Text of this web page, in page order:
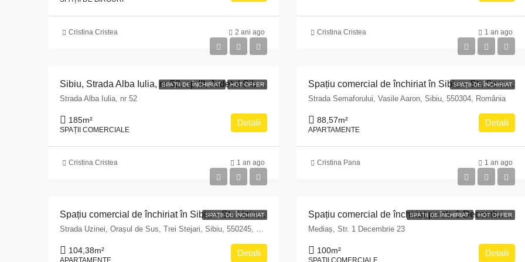
Cristina Cristea 2 ani ago Cristina Cristea 1 an ago
SPAȚII DE ÎNCHIRIAT HOT OFFER
Sibiu, Strada Alba Iulia, nr 52. ap III, Judetul Sibiu, 185 mp
Strada Alba Iulia, nr 52
185m²
SPAȚII COMERCIALE
Detalii
Cristina Cristea 1 an ago
SPAȚII DE ÎNCHIRIAT
Spațiu comercial de închiriat în Sibiu – Str. Semaforului, Cartier Vasile Aron
Strada Semaforului, Vasile Aaron, Sibiu, 550304, România
88,57m²
APARTAMENTE
Detalii
Cristina Pana 1 an ago
SPAȚII DE ÎNCHIRIAT
Spațiu comercial de închiriat în Sibiu – Str. Uzinei, zona Gării și Spitalului Județean
Strada Uzinei, Orașul de Sus, Trei Stejari, Sibiu, 550245, România
104,38m²
APARTAMENTE
Detalii
SPAȚII DE ÎNCHIRIAT HOT OFFER
Spațiu comercial de închiriat pe str. 1 Decembrie 23, Mediaș
Mediaș, Str. 1 Decembrie 23
100m²
SPAȚII COMERCIALE
Detalii